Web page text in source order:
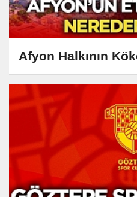
Afyon Halkının